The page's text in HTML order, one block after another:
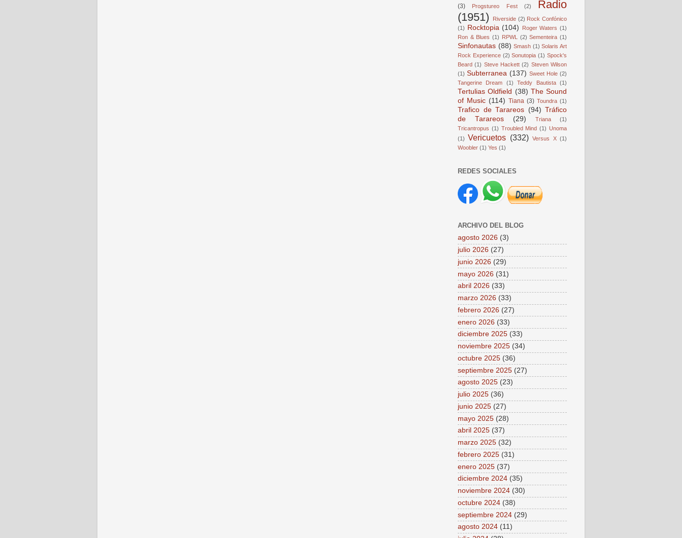
(3)
Progstureo Fest (2)
Radio
(1951)
Riverside (2) Rock Confónico
(1)
Rocktopia (104) Roger Waters (1)
Ron & Blues (1) RPWL (2) Sementeira (1)
Sinfonautas (88) Smash (1) Solaris Art
Rock Experience (2) Sonutopia (1) Spock's
Beard (1) Steve Hackett (2) Steven Wilson
(1) Subterranea (137) Sweet Hole (2)
Tangerine Dream
(1) Teddy Bautista (1)
Tertulias Oldfield (38) The Sound
of Music (114) Tiana (3) Toundra (1)
Trafico de Tarareos (94) Tráfico
de Tarareos
(29) Triana
(1)
Tricantropus (1) Troubled Mind (1) Unoma
(1)
Vericuetos (332) Versus X (1)
Woobler (1) Yes (1)
REDES SOCIALES
ARCHIVO DEL BLOG
agosto 2026 (3)
julio 2026 (27)
junio 2026 (29)
mayo 2026 (31)
abril 2026 (33)
marzo 2026 (33)
febrero 2026 (27)
enero 2026 (33)
diciembre 2025 (33)
noviembre 2025 (34)
octubre 2025 (36)
septiembre 2025 (27)
agosto 2025 (23)
julio 2025 (36)
junio 2025 (27)
mayo 2025 (28)
abril 2025 (37)
marzo 2025 (32)
febrero 2025 (31)
enero 2025 (37)
diciembre 2024 (35)
noviembre 2024 (30)
octubre 2024 (38)
septiembre 2024 (29)
agosto 2024 (11)